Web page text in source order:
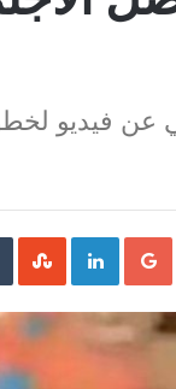
عن فيديو
Google+
LinkedIn